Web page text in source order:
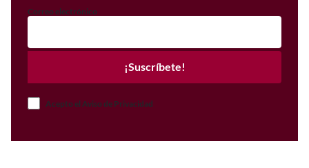
Correo electrónico
¡Suscríbete!
Acepto el Aviso de Privacidad